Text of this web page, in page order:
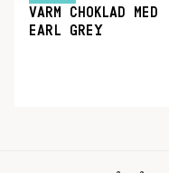
VARM CHOKLAD MED
EARL GREY